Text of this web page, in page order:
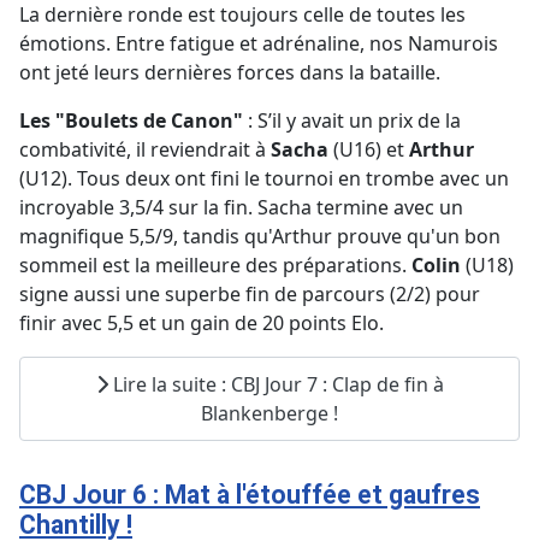
La dernière ronde est toujours celle de toutes les
émotions. Entre fatigue et adrénaline, nos Namurois
ont jeté leurs dernières forces dans la bataille.
Les "Boulets de Canon" : S’il y avait un prix de la
combativité, il reviendrait à Sacha (U16) etArthur
(U12). Tous deux ont fini le tournoi en trombe avec un
incroyable 3,5/4 sur la fin. Sacha termine avec un
magnifique 5,5/9, tandis qu'Arthur prouve qu'un bon
sommeil est la meilleure des préparations. Colin (U18)
signe aussi une superbe fin de parcours (2/2) pour
finir avec 5,5 et un gain de 20 points Elo.
Lire la suite : CBJ Jour 7 : Clap de fin à
Blankenberge !
CBJ Jour 6 : Mat à l'étouffée et gaufres
Chantilly !